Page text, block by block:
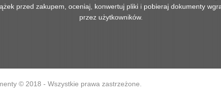
przed zakupem, oceniaj, konwertuj pliki i pobieraj dokumenty
przez użytkowników.
© 2018 - Wszystkie prawa zastrzeżone.